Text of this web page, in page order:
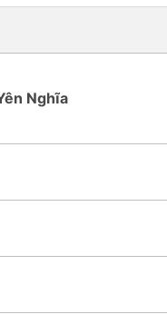
Nghĩa